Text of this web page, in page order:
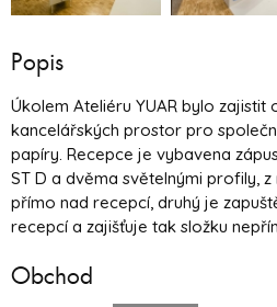
Popis
Úkolem Ateliéru YUAR bylo zajistit
kancelářských prostor pro
papíry. Recepce je vybavena
ST D a dvěma světelnými profily,
přímo nad recepcí, druhý je
recepcí a zajišťuje tak složku
Obchod